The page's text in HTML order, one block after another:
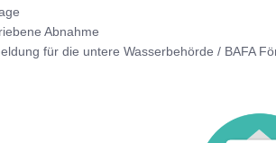
Abnahme
für die untere Wasserbehörde / BAFA